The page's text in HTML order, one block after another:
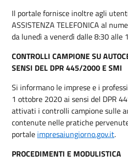
Il portale fornisce inoltre agli
ASSISTENZA TELEFONICA al
da lunedì a venerdì dalle 8:30 alle
CONTROLLI CAMPIONE SU
SENSI DEL DPR 445/2000 E SMI
Si informano le imprese e i
1 ottobre 2020 ai sensi del DPR
attivati i controlli campione sulle
contenute nelle pratiche
portale impresaiungiorno.gov.it.
PROCEDIMENTI E MODULISTICA